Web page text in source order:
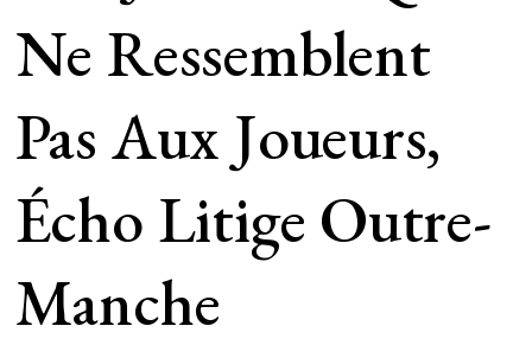
Ne Ressemblent
Pas Aux Joueurs,
Écho Litige Outre-
Manche